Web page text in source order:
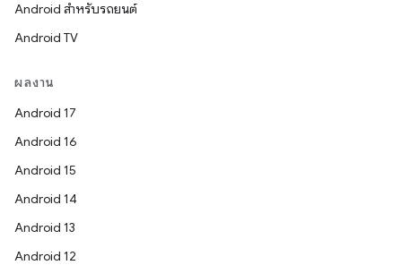
Android สำหรับรถยนต์
Android TV
ผลงาน
Android 17
Android 16
Android 15
Android 14
Android 13
Android 12